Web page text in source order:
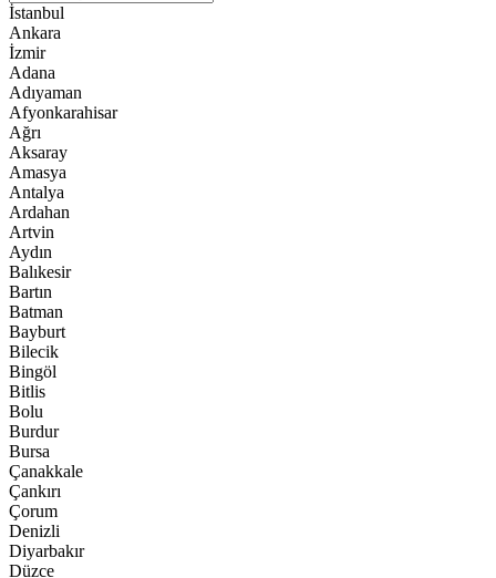
İstanbul
Ankara
İzmir
Adana
Adıyaman
Afyonkarahisar
Ağrı
Aksaray
Amasya
Antalya
Ardahan
Artvin
Aydın
Balıkesir
Bartın
Batman
Bayburt
Bilecik
Bingöl
Bitlis
Bolu
Burdur
Bursa
Çanakkale
Çankırı
Çorum
Denizli
Diyarbakır
Düzce